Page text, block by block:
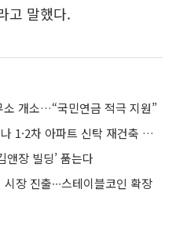
고 말했다.
소 개소…“국민연금 적극 지원”
코람코자산신탁, 대우마리나 1·2차 아파트 신탁 재건축 추진
앤장 빌딩’ 품는다
장 진출∙∙∙스테이블코인 확장